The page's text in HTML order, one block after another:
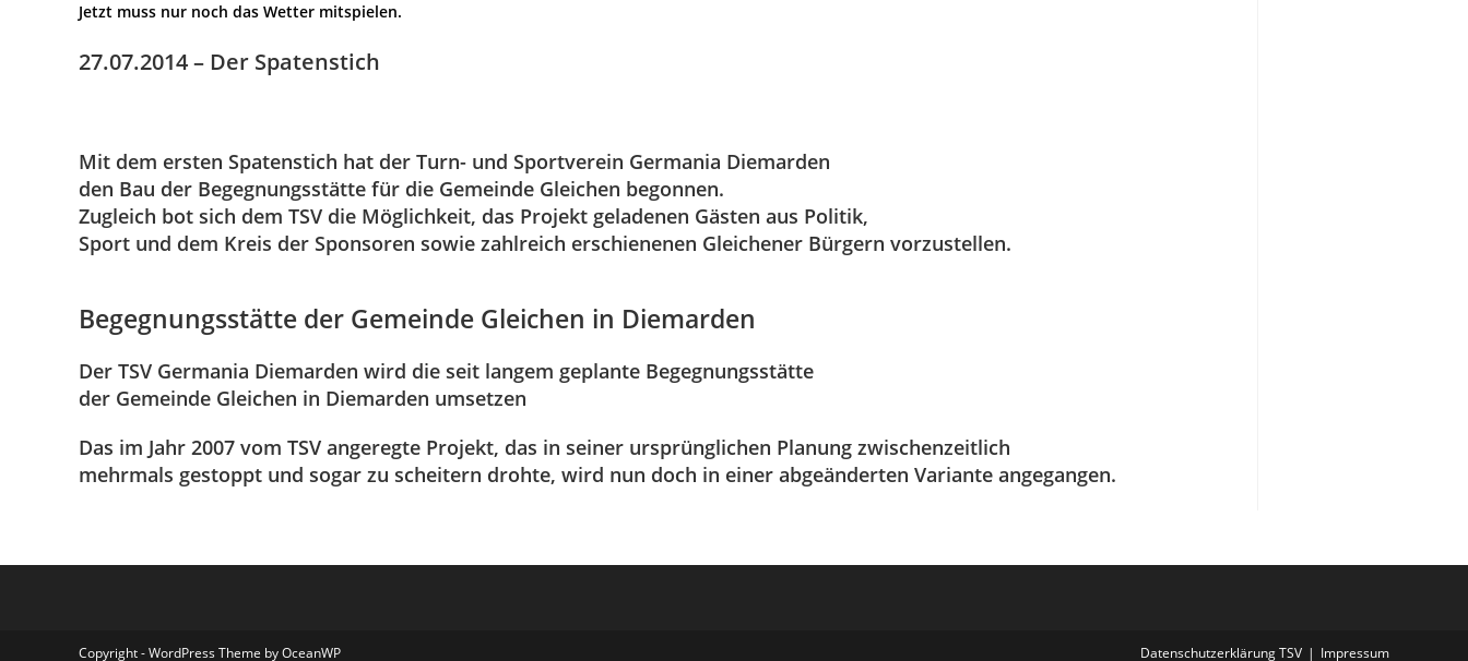
Jetzt muss nur noch das Wetter mitspielen.
27.07.2014 – Der Spatenstich
Mit dem ersten Spatenstich hat der Turn- und Sportverein Germania Diemarden
den Bau der Begegnungsstätte für die Gemeinde Gleichen begonnen.
Zugleich bot sich dem TSV die Möglichkeit, das Projekt geladenen Gästen aus Politik,
Sport und dem Kreis der Sponsoren sowie zahlreich erschienenen Gleichener Bürgern vorzustellen.
Begegnungsstätte der Gemeinde Gleichen in Diemarden
Der TSV Germania Diemarden wird die seit langem geplante Begegnungsstätte
der Gemeinde Gleichen in Diemarden umsetzen
Das im Jahr 2007 vom TSV angeregte Projekt, das in seiner ursprünglichen Planung zwischenzeitlich
mehrmals gestoppt und sogar zu scheitern drohte, wird nun doch in einer abgeänderten Variante angegangen.
Datenschutzerklärung TSV Impressum
Copyright - WordPress Theme by OceanWP